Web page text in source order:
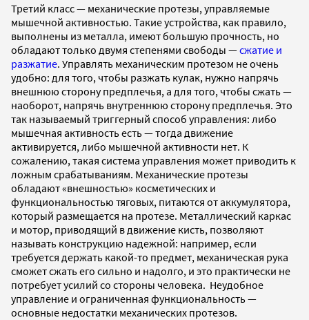
Третий класс — механические протезы, управляемые
мышечной активностью. Такие устройства, как правило,
выполнены из металла, имеют большую прочность, но
обладают только двумя степенями свободы —сжатие и
разжатие. Управлять механическим протезом не очень
удобно: для того, чтобы разжать кулак, нужно напрячь
внешнюю сторону предплечья, а для того, чтобы сжать —
наоборот, напрячь внутреннюю сторону предплечья. Это
так называемый триггерный способ управления: либо
мышечная активность есть — тогда движение
активируется, либо мышечной активности нет. К
сожалению, такая система управления может приводить к
ложным срабатываниям. Механические протезы
обладают «внешностью» косметических и
функциональностью тяговых, питаются от аккумулятора,
который размещается на протезе. Металлический каркас
и мотор, приводящий в движение кисть, позволяют
называть конструкцию надежной: например, если
требуется держать какой-то предмет, механическая рука
сможет сжать его сильно и надолго, и это практически не
потребует усилий со стороны человека. Неудобное
управление и ограниченная функциональность —
основные недостатки механических протезов.